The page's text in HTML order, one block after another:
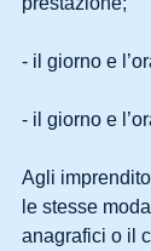
- il giorno e
- il giorno e
Agli
le stesse
anagrafici o il